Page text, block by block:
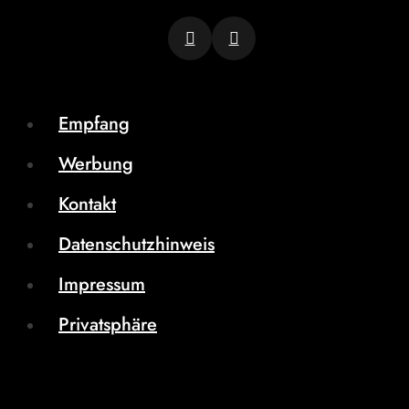
Empfang
Werbung
Kontakt
Datenschutzhinweis
Impressum
Privatsphäre